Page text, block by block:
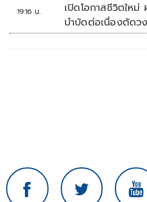
19:16 น.
เปิดโอกาสชีวิตให
บำบัดต่อเนื่องตัดว